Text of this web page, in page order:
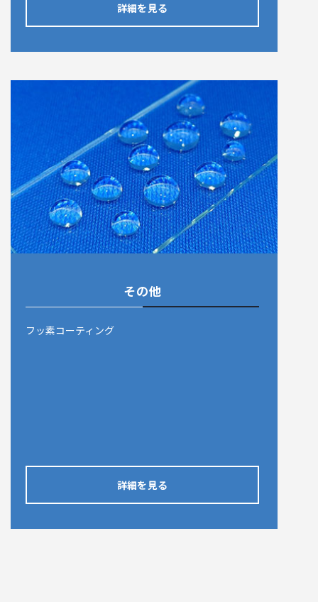
詳細を見る
その他
フッ素コーティング
詳細を見る